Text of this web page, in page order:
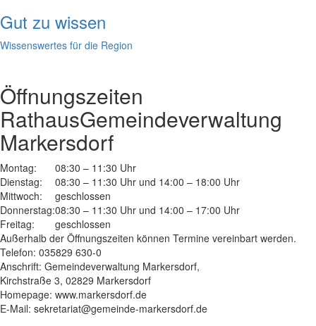
Gut zu wissen
Wissenswertes für die Region
Öffnungszeiten
RathausGemeindeverwaltung
Markersdorf
Montag:
08:30 – 11:30 Uhr
Dienstag:
08:30 – 11:30 Uhr und 14:00 – 18:00 Uhr
Mittwoch:
geschlossen
Donnerstag:08:30 – 11:30 Uhr und 14:00 – 17:00 Uhr
Freitag:
geschlossen
Außerhalb der Öffnungszeiten können Termine vereinbart werden.
Telefon: 035829 630-0
Anschrift: Gemeindeverwaltung Markersdorf,
Kirchstraße 3, 02829 Markersdorf
Homepage: www.markersdorf.de
E-Mail: sekretariat@gemeinde-markersdorf.de